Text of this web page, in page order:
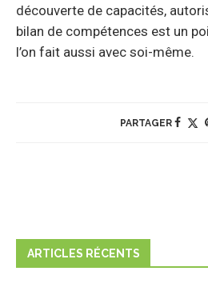
découverte de capacités,
bilan de compétences est un
l’on fait aussi avec soi-même.
PARTAGER
ARTICLES RÉCENTS